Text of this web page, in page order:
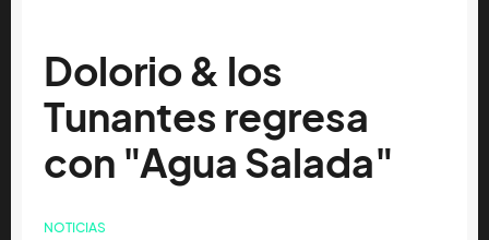
Dolorio & los
Tunantes regresa
con "Agua Salada"
NOTICIAS